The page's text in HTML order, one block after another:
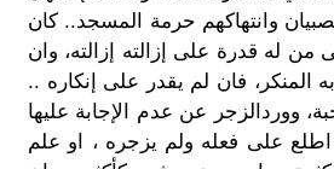
وانتهاكهم حرمة المسجد.. كان
له قدرة على إزالته إزالته، وان
فان لم يقدر على إنكاره ..
ووردالزجر عن عدم الإجابة عليها
على فعله ولم يزجره ، او علم